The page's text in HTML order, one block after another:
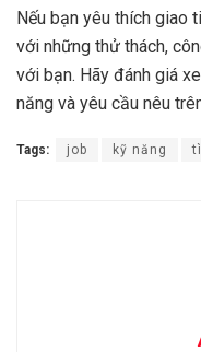
Nếu bạn yêu thích giao
với những thử thách,
với bạn. Hãy đánh giá
năng và yêu cầu nêu
Tags: job kỹ năng